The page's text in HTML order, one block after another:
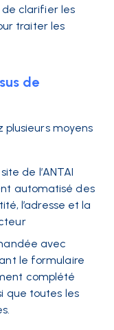
de clarifier les
traiter les
de
plusieurs moyens
de l’ANTAI
automatisé des
l’adresse et la
avec
le formulaire
complété
que toutes les